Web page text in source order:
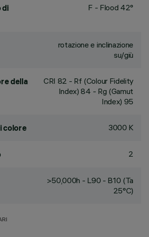
di
F - Flood 42°
rotazione e inclinazione
su/giù
della
CRI 82 - Rf (Colour Fidelity
Index) 84 - Rg (Gamut
Index) 95
colore 3000 K
2
>50,000h - L90 - B10 (Ta
25°C)